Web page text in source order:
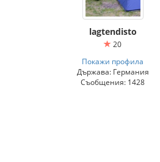
lagtendisto
20
Покажи профила
Държава: Германия
Съобщения: 1428